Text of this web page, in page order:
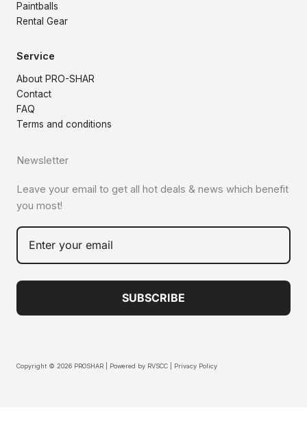
Paintballs
Rental Gear
Service
About PRO-SHAR
Contact
FAQ
Terms and conditions
Newsletter
Leave your email to get all hot deals & news which benefit
you most!
SUBSCRIBE
Copyright © 2026 PROSHAR | Powered by RVSCC Privacy Policy